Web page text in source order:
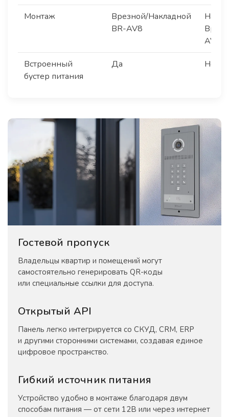
Монтаж
Врезной/Накладной
BR-AV8
AV09
Встроенный
бустер питания
Да Нет
Гостевой пропуск
Владельцы квартир и помещений могут
самостоятельно генерировать QR-коды
или специальные ссылки для доступа.
Открытый API
Панель легко интегрируется со СКУД, CRM, ERP
и другими сторонними системами, создавая единое
цифровое пространство.
Гибкий источник питания
Устройство удобно в монтаже благодаря двум
способам питания — от сети 12В или через интернет